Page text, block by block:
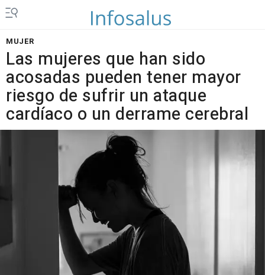
MUJER
Las mujeres que han sido
acosadas pueden tener mayor
riesgo de sufrir un ataque
cardíaco o un derrame cerebral